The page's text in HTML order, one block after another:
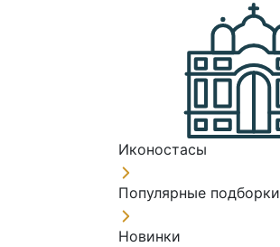
Иконостасы
Популярные подборки
Новинки